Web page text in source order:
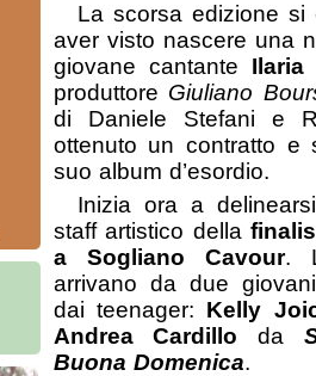
La scorsa edizione si
aver visto nascere una
giovane cantante Ilaria
produttore Giuliano
di Daniele Stefani e
ottenuto un contratto e
suo album d’esordio.
Inizia ora a
staff artistico della
a Sogliano Cavour.
arrivano da due
dai teenager: Kelly
Andrea Cardillo da
Buona Domenica.